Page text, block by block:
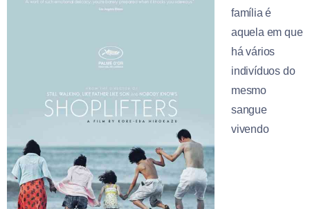
família é
aquela em que
há vários
indivíduos do
mesmo
sangue
vivendo